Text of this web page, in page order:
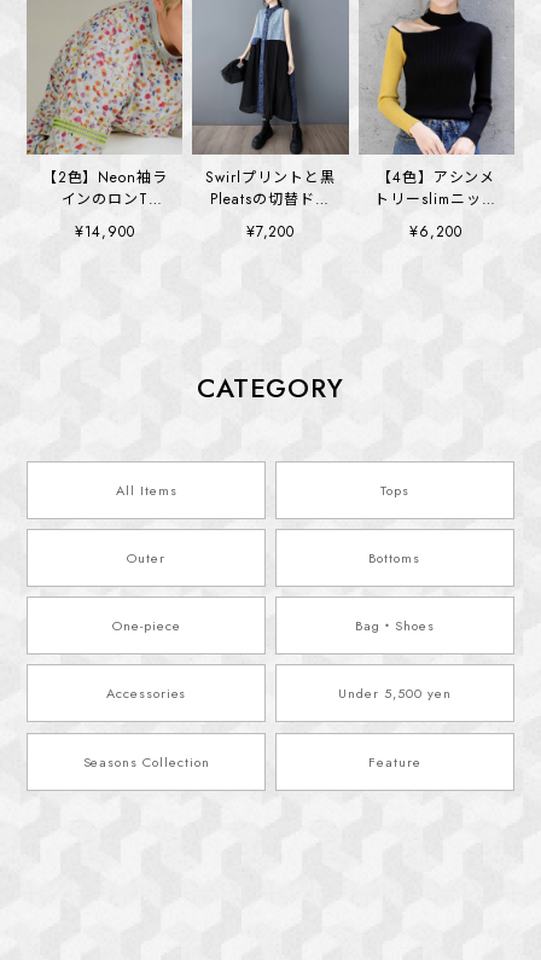
【2色】Neon袖ラ
インのロンT
(kai1355)
¥14,900
Swirlプリントと黒
Pleatsの切替ドレ
ス (kai1390)
¥7,200
【4色】アシンメ
トリーslimニット
(kai1400)
¥6,200
CATEGORY
All Items Tops
Outer Bottoms
One-piece Bag・Shoes
Accessories Under 5,500 yen
Seasons Collection Feature